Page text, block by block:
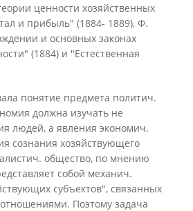
ценности хозяйственных
и прибыль" (1884- 1889), Ф.
и основных законах
(1884) и "Естественная
понятие предмета политич.
должна изучать не
людей, а явления экономич.
сознания хозяйствующего
общество, по мнению
собой механич.
субъектов", связанных
Поэтому задача